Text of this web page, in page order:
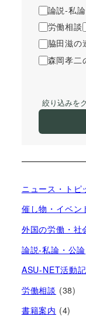
論説-私
労働相談
脇田滋の
森岡孝二
絞り込みを
ニュース・トピ
催し物・イベン
外国の労働・社
論説-私論・公論
ASU-NET活動
労働相談 (38)
書籍案内 (4)